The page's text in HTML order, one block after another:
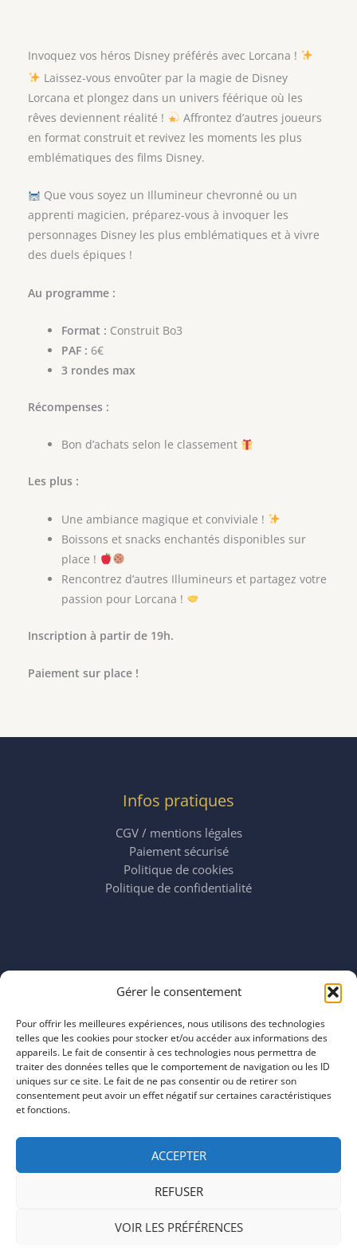
Gérer le consentement
Pour offrir les meilleures expériences, nous utilisons des technologies
telles que les cookies pour stocker et/ou accéder aux informations des
appareils. Le fait de consentir à ces technologies nous permettra de
traiter des données telles que le comportement de navigation ou les ID
uniques sur ce site. Le fait de ne pas consentir ou de retirer son
consentement peut avoir un effet négatif sur certaines caractéristiques
et fonctions.
ACCEPTER
REFUSER
VOIR LES PRÉFÉRENCES
Invoquez vos héros Disney préférés avec Lorcana !
Laissez-vous envoûter par la magie de Disney
Lorcana et plongez dans un univers féérique où les
rêves deviennent réalité !
Affrontez d’autres joueurs
en format construit et revivez les moments les plus
emblématiques des films Disney.
Que vous soyez un Illumineur chevronné ou un
apprenti magicien, préparez-vous à invoquer les
personnages Disney les plus emblématiques et à vivre
des duels épiques !
Au programme :
Format : Construit Bo3
PAF : 6€
3 rondes max
Récompenses :
Bon d’achats selon le classement
Les plus :
Une ambiance magique et conviviale !
Boissons et snacks enchantés disponibles sur
place !
Rencontrez d’autres Illumineurs et partagez votre
passion pour Lorcana !
Inscription à partir de 19h.
Paiement sur place !
Infos pratiques
CGV / mentions légales
Paiement sécurisé
Politique de cookies
Politique de confidentialité
mardi 11:00–23:00
jeudi 11:00–23:00
vendredi 11:00–23:00
samedi 11:00–20:00
dimanche 11:00–20:00